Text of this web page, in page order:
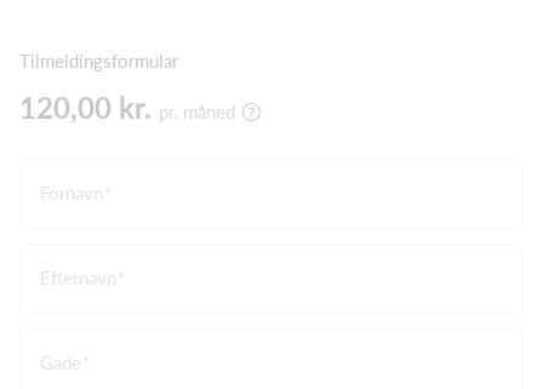
Tilmeldingsformular
120,00 kr. pr. måned
Fornavn
Efternavn
Gade